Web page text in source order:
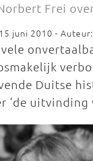
Frei
juni 2010 - Auteur:
vele
Duitse
‘de uitvinding